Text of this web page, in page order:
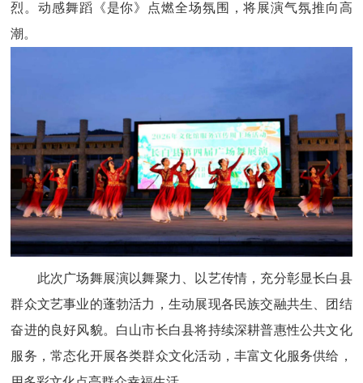
烈。动感舞蹈《是你》点燃全场氛围，将展演气氛推向高
潮。
此次广场舞展演以舞聚力、以艺传情，充分彰显长白县
群众文艺事业的蓬勃活力，生动展现各民族交融共生、团结
奋进的良好风貌。白山市长白县将持续深耕普惠性公共文化
服务，常态化开展各类群众文化活动，丰富文化服务供给，